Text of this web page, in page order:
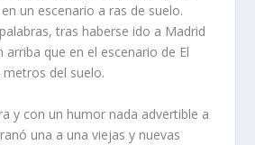
un escenario a ras de suelo.
tras haberse ido a Madrid
arriba que en el escenario de El
del suelo.
y con un humor nada advertible a
una a una viejas y nuevas